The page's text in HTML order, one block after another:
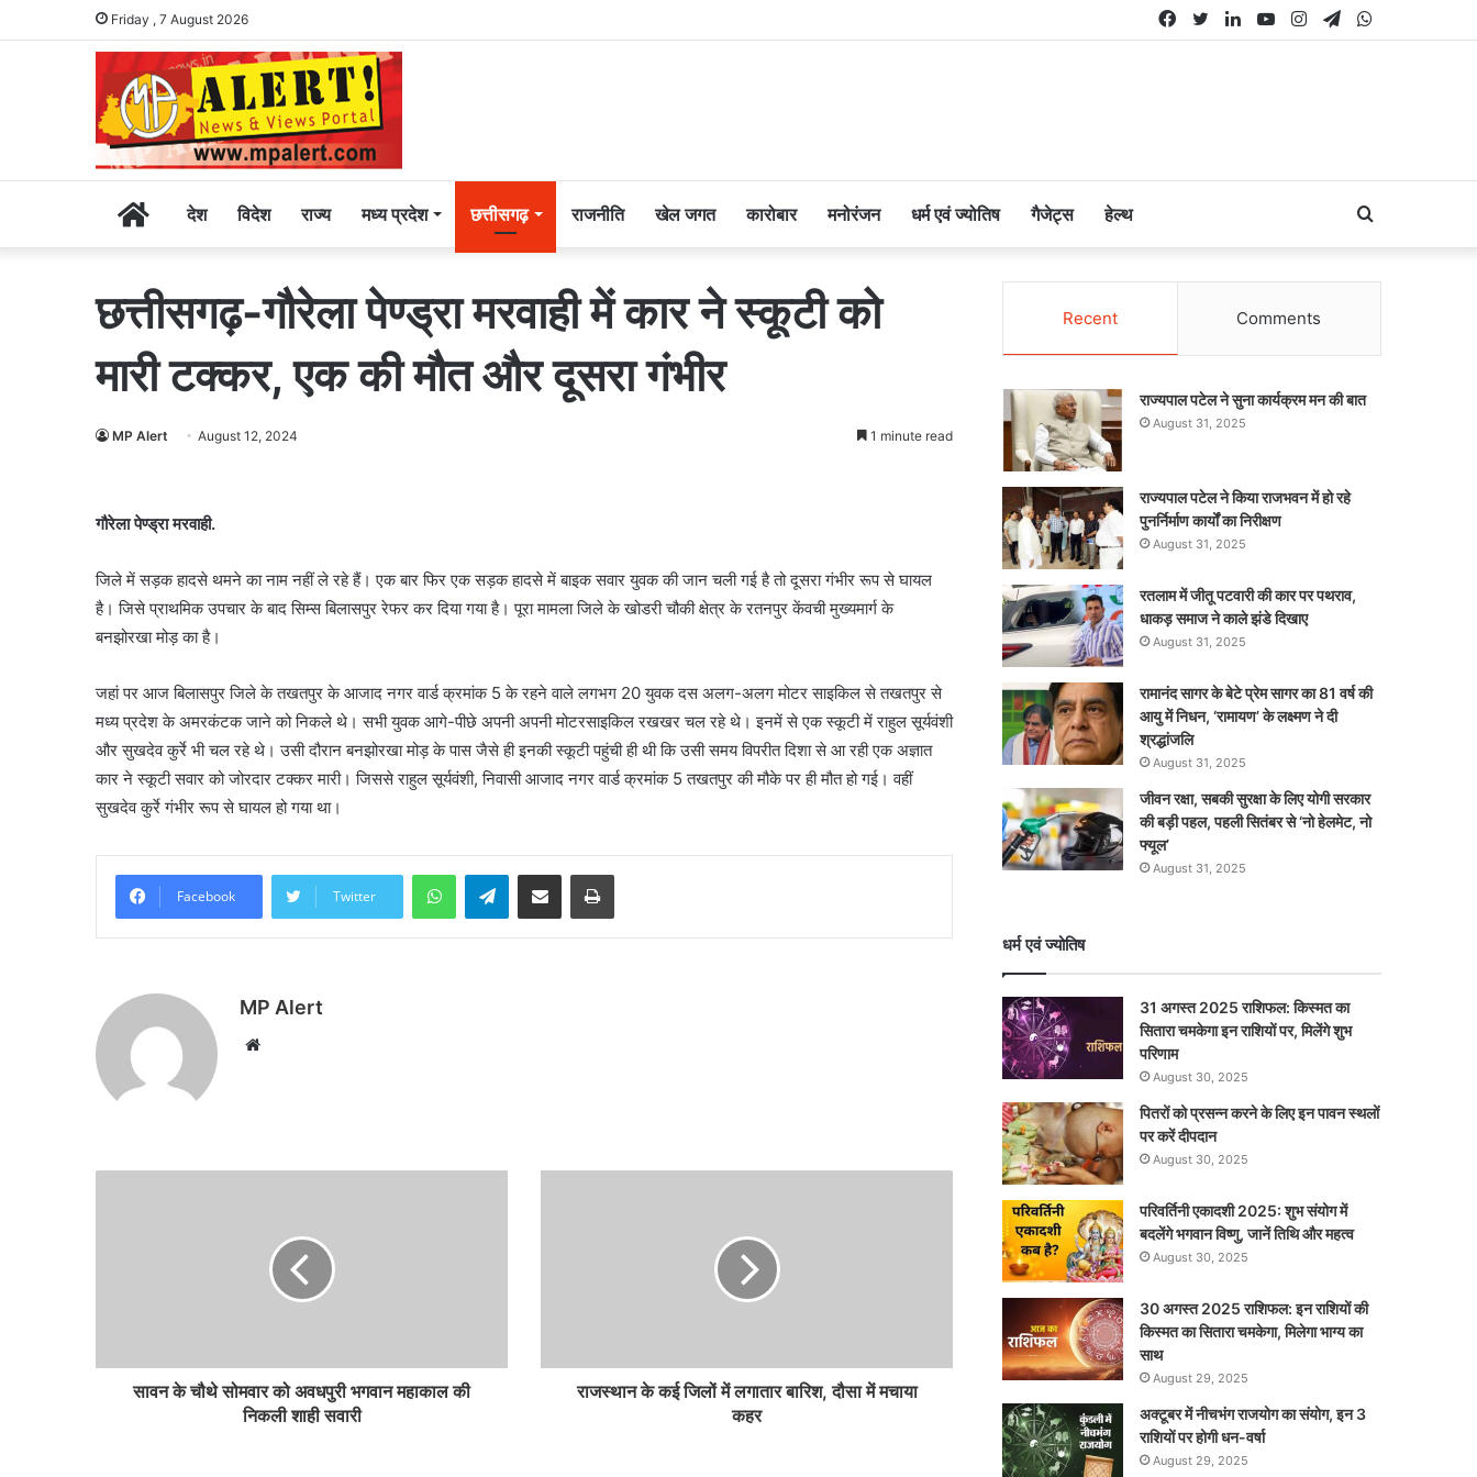
Friday , 7 August 2026 Telegram
Instagram
YouTube
LinkedIn
Twitter
Facebook
Homeदेश विदेश राज्य मध्य प्रदेश छत्तीसगढ़ राजनीति खेल जगत कारोबार मनोरंजन धर्म एवं ज्योतिष गैजेट्स हेल्थ Search
for
छत्तीसगढ़-गौरेला पेण्ड्रा मरवाही में कार ने स्कूटी को
मारी टक्कर, एक की मौत और दूसरा गंभीर
MP Alert August 12, 2024 1 minute read
गौरेला पेण्ड्रा मरवाही.
जिले में सड़क हादसे थमने का नाम नहीं ले रहे हैं। एक बार फिर एक सड़क हादसे में बाइक सवार युवक की जान चली गई है तो दूसरा गंभीर रूप से घायल
है। जिसे प्राथमिक उपचार के बाद सिम्स बिलासपुर रेफर कर दिया गया है। पूरा मामला जिले के खोडरी चौकी क्षेत्र के रतनपुर केंवची मुख्यमार्ग के
बनझोरखा मोड़ का है।
जहां पर आज बिलासपुर जिले के तखतपुर के आजाद नगर वार्ड क्रमांक 5 के रहने वाले लगभग 20 युवक दस अलग-अलग मोटर साइकिल से तखतपुर से
मध्य प्रदेश के अमरकंटक जाने को निकले थे। सभी युवक आगे-पीछे अपनी अपनी मोटरसाइकिल रखखर चल रहे थे। इनमें से एक स्कूटी में राहुल सूर्यवंशी
और सुखदेव कुर्रे भी चल रहे थे। उसी दौरान बनझोरखा मोड़ के पास जैसे ही इनकी स्कूटी पहुंची ही थी कि उसी समय विपरीत दिशा से आ रही एक अज्ञात
कार ने स्कूटी सवार को जोरदार टक्कर मारी। जिससे राहुल सूर्यवंशी, निवासी आजाद नगर वार्ड क्रमांक 5 तखतपुर की मौके पर ही मौत हो गई। वहीं
सुखदेव कुर्रे गंभीर रूप से घायल हो गया था।
Facebook Twitter
WhatsAppTelegramShare via Email Print
MP Alert
Website
सावन के चौथे सोमवार को अवधपुरी भगवान महाकाल की
निकली शाही सवारी
राजस्थान के कई जिलों में लगातार बारिश, दौसा में मचाया
कहर
Recent Comments
राज्यपाल पटेल ने सुना कार्यक्रम मन की बात
August 31, 2025
राज्यपाल पटेल ने किया राजभवन में हो रहे
पुनर्निर्माण कार्यों का निरीक्षण
August 31, 2025
रतलाम में जीतू पटवारी की कार पर पथराव,
धाकड़ समाज ने काले झंडे दिखाए
August 31, 2025
रामानंद सागर के बेटे प्रेम सागर का 81 वर्ष की
आयु में निधन, ‘रामायण’ के लक्ष्मण ने दी
श्रद्धांजलि
August 31, 2025
जीवन रक्षा, सबकी सुरक्षा के लिए योगी सरकार
की बड़ी पहल, पहली सितंबर से ‘नो हेलमेट, नो
फ्यूल’
August 31, 2025
धर्म एवं ज्योतिष
31 अगस्त 2025 राशिफल: किस्मत का
सितारा चमकेगा इन राशियों पर, मिलेंगे शुभ
परिणाम
August 30, 2025
पितरों को प्रसन्न करने के लिए इन पावन स्थलों
पर करें दीपदान
August 30, 2025
परिवर्तिनी एकादशी 2025: शुभ संयोग में
बदलेंगे भगवान विष्णु, जानें तिथि और महत्व
August 30, 2025
30 अगस्त 2025 राशिफल: इन राशियों की
किस्मत का सितारा चमकेगा, मिलेगा भाग्य का
साथ
August 29, 2025
अक्टूबर में नीचभंग राजयोग का संयोग, इन 3
राशियों पर होगी धन-वर्षा
August 29, 2025